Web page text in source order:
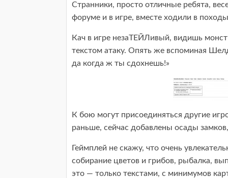
Странники, просто отличные ребята,
форуме и в игре, вместе ходили в
Кач в игре незаТЕЙЛивый, видишь
текстом атаку. Опять же вспоминая
да когда ж ты сдохнешь!»
К бою могут присоединяться другие
раньше, сейчас добавлены осады
Геймплей не скажу, что очень
собирание цветов и грибов, рыбалка,
это — только текстами, с минимумов